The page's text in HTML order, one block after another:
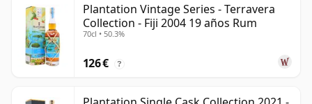
Plantation Vintage Series - Terravera
Collection - Fiji 2004 19 años Rum
70cl • 50.3%
126 € ?